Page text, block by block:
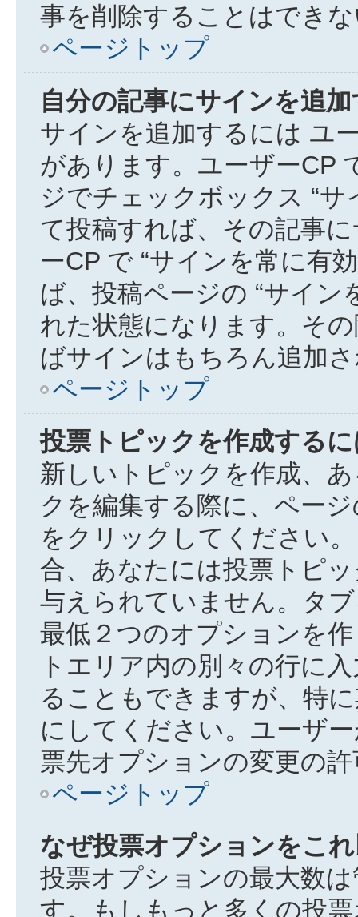
事を削除することはでき
ページトップ
自分の記事にサインを追
サインを追加するには ユ
があります。ユーザーCP
ジでチェックボックス “
て投稿すれば、その記事
ーCP で “サインを常に有
ば、投稿ページの “サイン
れた状態になります。そ
ばサインはもちろん追加
ページトップ
投票トピックを作成する
新しいトピックを作成、
クを編集する際に、ペー
をクリックしてください
合、あなたには投票トピ
与えられていません。タ
最低２つのオプションを
トエリア内の別々の行に
ることもできますが、特
にしてください。ユーザ
票先オプションの変更の
ページトップ
なぜ投票オプションをこ
投票オプションの最大数
す。もしもっと多くの投